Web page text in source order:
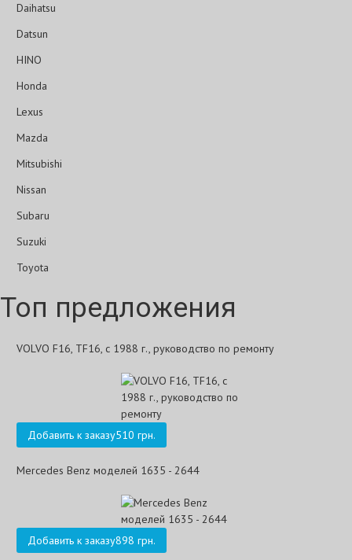
Daihatsu
Datsun
HINO
Honda
Lexus
Mazda
Mitsubishi
Nissan
Subaru
Suzuki
Toyota
Топ предложения
VOLVO F16, TF16, с 1988 г., руководство по ремонту
Добавить к заказу510 грн.
Mercedes Benz моделей 1635 - 2644
Добавить к заказу898 грн.